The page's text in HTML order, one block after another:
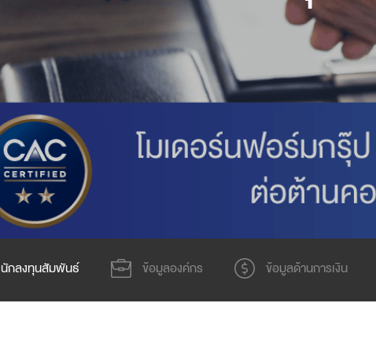
Higold
Steelcase
Design Awards
Collection
นักลงทุนสัมพันธ์ ข้อมูลองค์กร ข้อมูลด้านการเงิน